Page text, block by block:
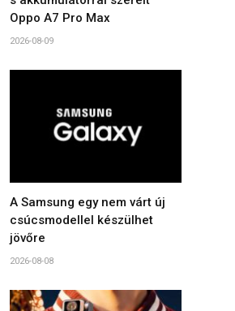
Oppo A7 Pro Max
2026-08-09
A Samsung egy nem várt új
csúcsmodellel készülhet
jövőre
2026-08-08